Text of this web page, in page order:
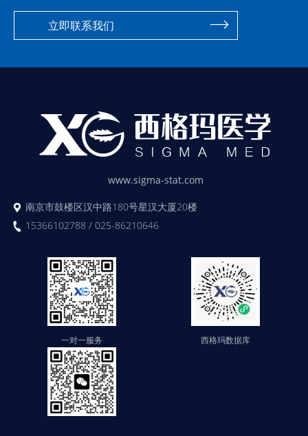
立即联系我们
www.sigma-stat.com
南京市鼓楼区汉中路180号星汉大厦20楼
15366102788 / 025-86210646
一对一服务 西格玛数据库